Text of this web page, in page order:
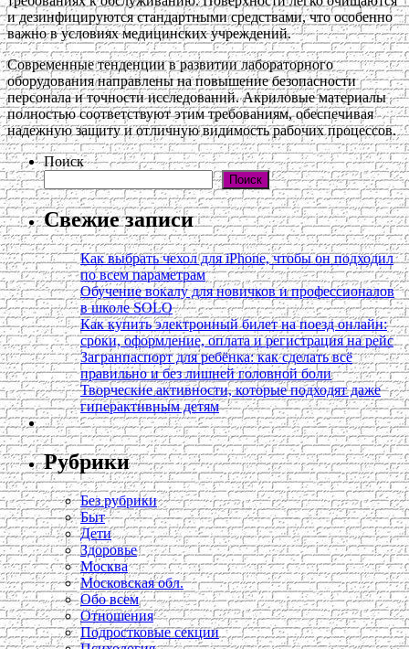
и дезинфицируются стандартными средствами, что особенно
важно в условиях медицинских учреждений.
Современные тенденции в развитии лабораторного
оборудования направлены на повышение безопасности
персонала и точности исследований. Акриловые материалы
полностью соответствуют этим требованиям, обеспечивая
надежную защиту и отличную видимость рабочих процессов.
Поиск
Поиск
Свежие записи
Как выбрать чехол для iPhone, чтобы он подходил
по всем параметрам
Обучение вокалу для новичков и профессионалов
в школе SOLO
Как купить электронный билет на поезд онлайн:
сроки, оформление, оплата и регистрация на рейс
Загранпаспорт для ребёнка: как сделать всё
правильно и без лишней головной боли
Творческие активности, которые подходят даже
гиперактивным детям
Рубрики
Без рубрики
Быт
Дети
Здоровье
Москва
Московская обл.
Обо всем
Отношения
Подростковые секции